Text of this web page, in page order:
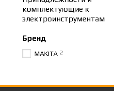
комплектующие к
электроинструментам
Бренд
MAKITA 2